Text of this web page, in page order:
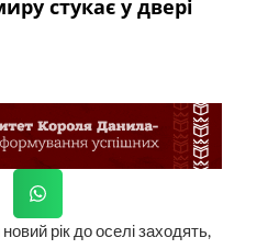
стукає у двері
рік до оселі заходять,